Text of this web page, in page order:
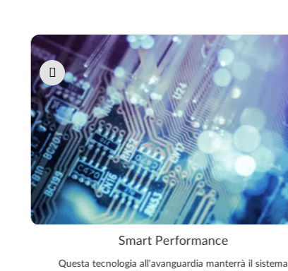
Pause carousel autoplay
Smart Performance
Questa tecnologia all'avanguardia manterrà il sistema